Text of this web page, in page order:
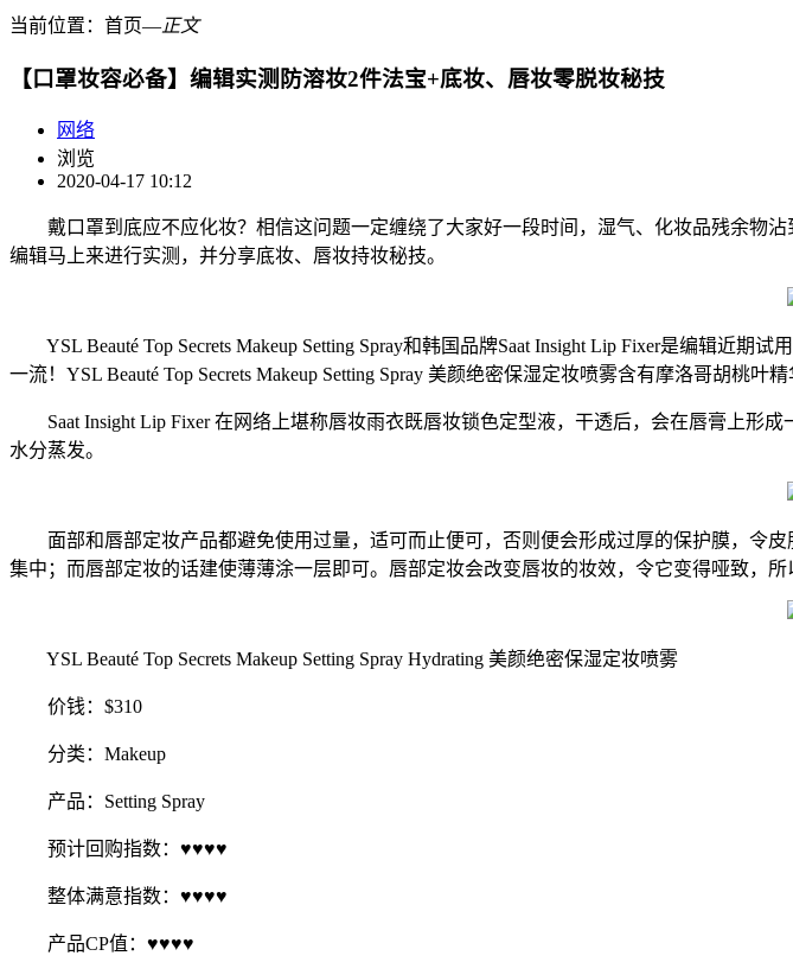
当前位置： 首页―正文
【口罩妆容必备】编辑实测防溶妆2件法宝+底妆、唇妆零脱妆秘技
网络
浏览
2020-04-17 10:12
戴口罩到底应不应化妆？相信这问题一定缠绕了大家好一段时间，湿气、化妆品残余物
编辑马上来进行实测，并分享底妆、唇妆持妆秘技。
YSL Beauté Top Secrets Makeup Setting Spray和韩国品牌Saat Insight Lip Fixer是编辑近
一流！YSL Beauté Top Secrets Makeup Setting Spray 美颜绝密保湿定妆喷雾含有摩洛哥胡桃
Saat Insight Lip Fixer 在网络上堪称唇妆雨衣既唇妆锁色定型液，干透后，会在唇膏上形
水分蒸发。
面部和唇部定妆产品都避免使用过量，适可而止便可，否则便会形成过厚的保护膜，令
集中；而唇部定妆的话建使薄薄涂一层即可。唇部定妆会改变唇妆的妆效，令它变得哑致，所
YSL Beauté Top Secrets Makeup Setting Spray Hydrating 美颜绝密保湿定妆喷雾
价钱：$310
分类：Makeup
产品：Setting Spray
预计回购指数：♥♥♥♥
整体满意指数：♥♥♥♥
产品CP值：♥♥♥♥